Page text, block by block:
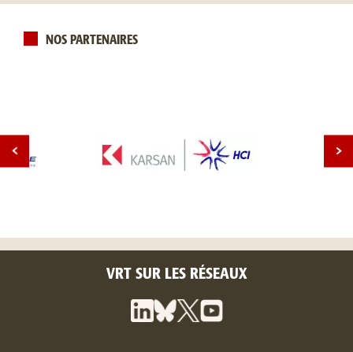
NOS PARTENAIRES
VRT SUR LES RÉSEAUX